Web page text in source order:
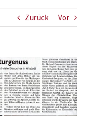
Zurück Vor